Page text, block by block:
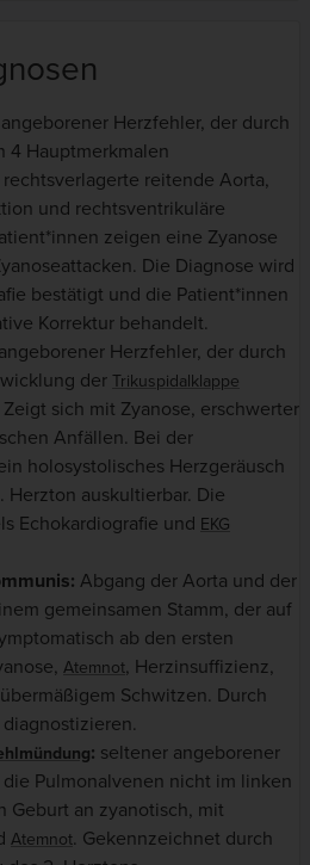
Herzfehler, der durch
4 Hauptmerkmalen
reitende Aorta,
und rechtsventrikuläre
zeigen eine Zyanose
Die Diagnose wird
bestätigt und die Patient*innen
Korrektur behandelt.
angeborener Herzfehler, der durch
der Trikuspidalklappe
sich mit Zyanose, erschwerter
Anfällen. Bei der
holosystolisches Herzgeräusch
Herzton auskultierbar. Die
Echokardiografie und EKG
Abgang der Aorta und der
gemeinsamen Stamm, der auf
ab den ersten
Atemnot, Herzinsuffizienz,
Schwitzen. Durch
: seltener angeborener
Pulmonalvenen nicht im linken
Geburt an zyanotisch, mit
Atemnot. Gekennzeichnet durch